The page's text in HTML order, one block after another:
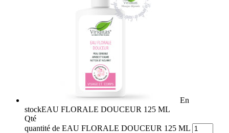
En
stockEAU FLORALE DOUCEUR 125 ML
Qté
quantité de EAU FLORALE DOUCEUR 125 ML